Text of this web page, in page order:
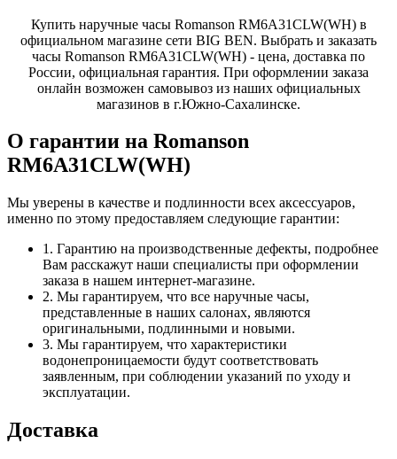
Купить наручные часы Romanson RM6A31CLW(WH) в
официальном магазине сети BIG BEN. Выбрать и заказать
часы Romanson RM6A31CLW(WH) - цена, доставка по
России, официальная гарантия. При оформлении заказа
онлайн возможен самовывоз из наших официальных
магазинов в г.Южно-Сахалинске.
О гарантии на Romanson
RM6A31CLW(WH)
Мы уверены в качестве и подлинности всех аксессуаров,
именно по этому предоставляем следующие гарантии:
1. Гарантию на производственные дефекты, подробнее
Вам расскажут наши специалисты при оформлении
заказа в нашем интернет-магазине.
2. Мы гарантируем, что все наручные часы,
представленные в наших салонах, являются
оригинальными, подлинными и новыми.
3. Мы гарантируем, что характеристики
водонепроницаемости будут соответствовать
заявленным, при соблюдении указаний по уходу и
эксплуатации.
Доставка